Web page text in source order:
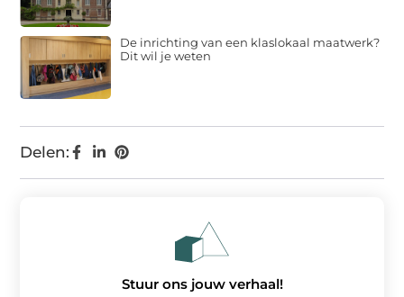
Delen:
De inrichting van een klaslokaal maatwerk?
Dit wil je weten
Stuur ons jouw verhaal!